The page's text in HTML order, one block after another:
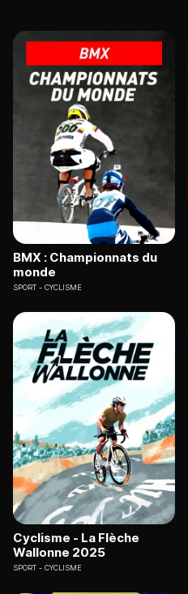
BMX : Championnats du
monde
SPORT CYCLISME
Cyclisme - La Flèche
Wallonne 2025
SPORT CYCLISME